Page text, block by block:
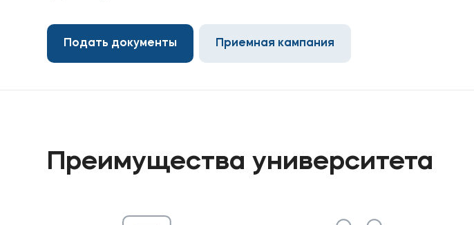
Подать документы Приемная кампания
Преимущества университета